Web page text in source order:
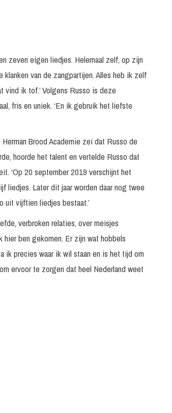
zeven eigen liedjes. Helemaal zelf, op zijn
van de zangpartijen. Alles heb ik zelf
vind ik tof.’ Volgens Russo is deze
fris en uniek. ‘En ik gebruik het liefste
Brood Academie zei dat Russo de
hoorde het talent en vertelde Russo dat
‘Op 20 september 2019 verschijnt het
liedjes. Later dit jaar worden daar nog twee
uit vijftien liedjes bestaat.’
verbroken relaties, over meisjes
ben gekomen. Er zijn wat hobbels
ik precies waar ik wil staan en is het tijd om
ervoor te zorgen dat heel Nederland weet